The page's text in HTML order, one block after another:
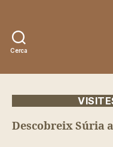
Cerca
Descobreix Súria